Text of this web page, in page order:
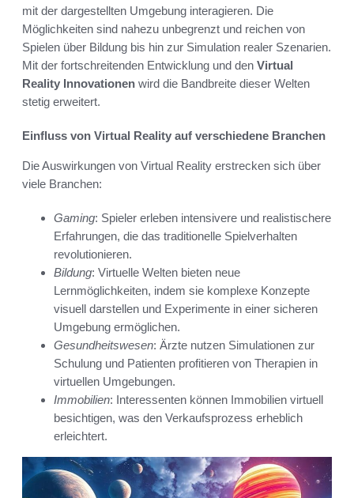
mit der dargestellten Umgebung interagieren. Die
Möglichkeiten sind nahezu unbegrenzt und reichen von
Spielen über Bildung bis hin zur Simulation realer Szenarien.
Mit der fortschreitenden Entwicklung und den Virtual
Reality Innovationen wird die Bandbreite dieser Welten
stetig erweitert.
Einfluss von Virtual Reality auf verschiedene Branchen
Die Auswirkungen von Virtual Reality erstrecken sich über
viele Branchen:
Gaming: Spieler erleben intensivere und realistischere
Erfahrungen, die das traditionelle Spielverhalten
revolutionieren.
Bildung: Virtuelle Welten bieten neue
Lernmöglichkeiten, indem sie komplexe Konzepte
visuell darstellen und Experimente in einer sicheren
Umgebung ermöglichen.
Gesundheitswesen: Ärzte nutzen Simulationen zur
Schulung und Patienten profitieren von Therapien in
virtuellen Umgebungen.
Immobilien: Interessenten können Immobilien virtuell
besichtigen, was den Verkaufsprozess erheblich
erleichtert.